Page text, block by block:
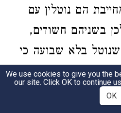
הם נוטלין עם
בשניהם חשודים,
בלא שבועה כי
אינה מחייבת
וכשא"א לתובע
We use cookies to give you the
our site. Click OK to continue
OK